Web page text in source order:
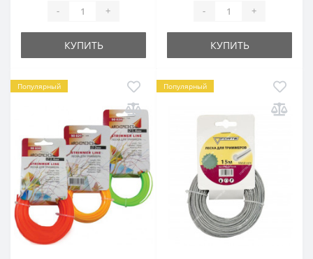
- +
КУПИТЬ
- +
КУПИТЬ
Популярный Популярный